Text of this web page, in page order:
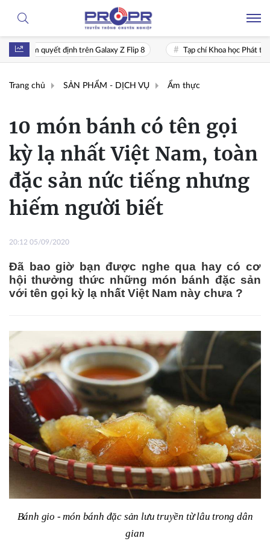
Flip 8 Tạp chí Khoa học Phát triển Nông thôn Việt Nam: Cầu nối
Trang chủ SẢN PHẨM - DỊCH VỤ Ẩm thực
10 món bánh có tên gọi
kỳ lạ nhất Việt Nam, toàn
đặc sản nức tiếng nhưng
hiếm người biết
20:12 05/09/2020
Đã bao giờ bạn được nghe qua hay có cơ
hội thưởng thức những món bánh đặc sản
với tên gọi kỳ lạ nhất Việt Nam này chưa ?
Bánh gio - món bánh đặc sản lưu truyền từ lâu trong dân
gian